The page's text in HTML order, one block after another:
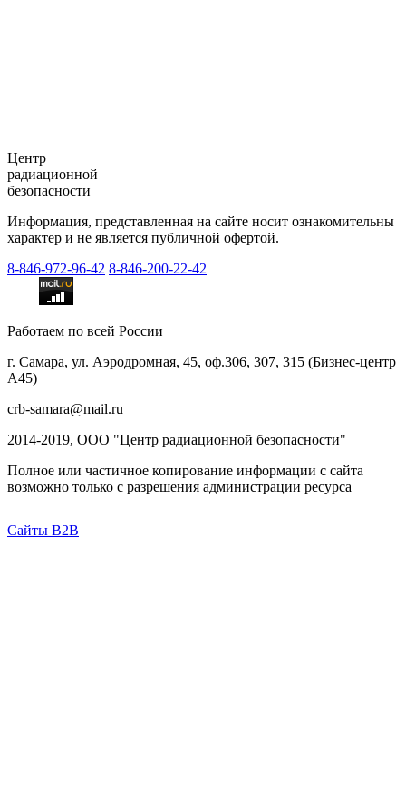
Центр
радиационной
безопасности
Информация, представленная на сайте носит ознакомительны
характер и не является публичной офертой.
8-846-972-96-42 8-846-200-22-42
Работаем по всей России
г. Самара, ул. Аэродромная, 45, оф.306, 307, 315 (Бизнес-центр
А45)
crb-samara@mail.ru
2014-2019, ООО "Центр радиационной безопасности"
Полное или частичное копирование информации с сайта
возможно только с разрешения администрации ресурса
Сайты B2B